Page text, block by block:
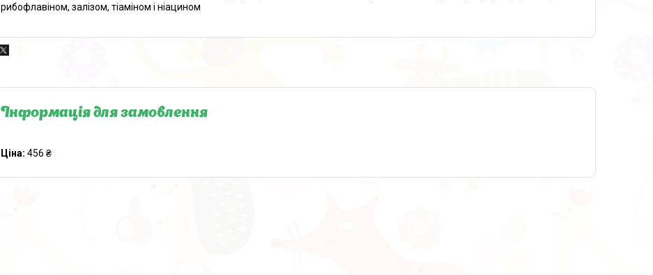
рибофлавіном, залізом, тіаміном і ніацином
Інформація для замовлення
Ціна: 456 ₴